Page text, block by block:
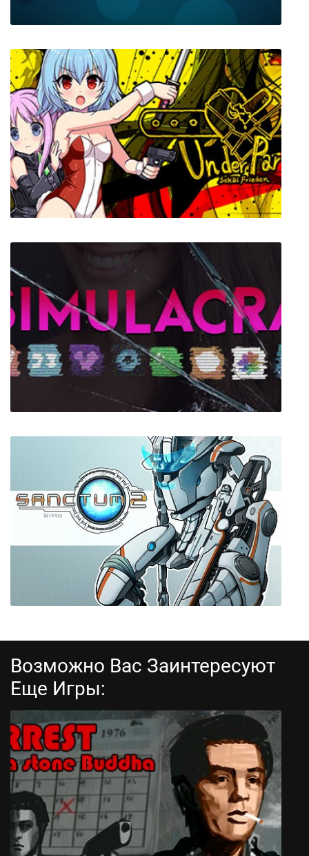
Megaquarium
UnderParty
SIMULACRA
Sanctum 2
Возможно Вас Заинтересуют
Еще Игры: